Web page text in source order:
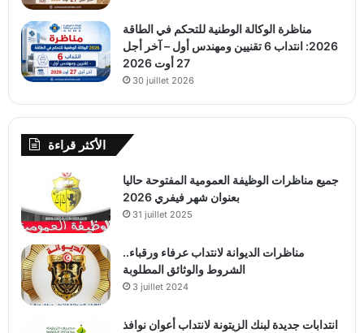
مناظرة الوكالة الوطنية للتحكم في الطاقة
2026: انتداب 6 تقنيين ومهندس أول – آخر أجل
27 أوت 2026
30 juillet 2026
الأكثر قراءة
جميع مناظرات الوظيفة العمومية المفتوحة حاليا
بعنوان شهر فيفري 2026
31 juillet 2025
مناظرات الديوانة لانتداب عرفاء ورقباء..
الشروط والوثائق المطلوبة
3 juillet 2024
انتدابات جديدة لبنك الزيتونة لانتداب أعوان نوافذ